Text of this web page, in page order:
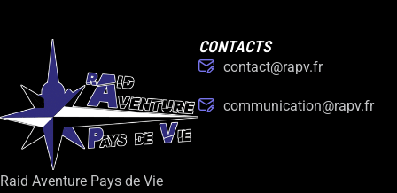
Raid Aventure Pays de Vie
CONTACTS
contact@rapv.fr
communication@rapv.fr